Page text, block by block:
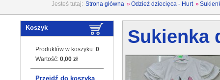
Jesteś tutaj: Strona główna »Odzież dziecięca - Hurt »
Koszyk
Produktów w koszyku: 0
Wartość: 0,00 zł
Przejdź do koszyka
Sukienka